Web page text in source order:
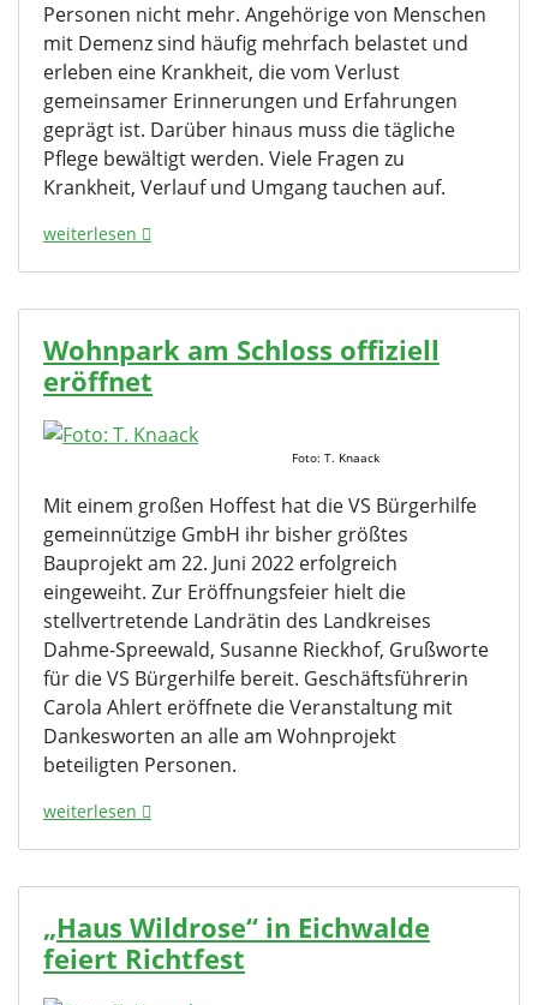
Personen nicht mehr. Angehörige von Menschen
mit Demenz sind häufig mehrfach belastet und
erleben eine Krankheit, die vom Verlust
gemeinsamer Erinnerungen und Erfahrungen
geprägt ist. Darüber hinaus muss die tägliche
Pflege bewältigt werden. Viele Fragen zu
Krankheit, Verlauf und Umgang tauchen auf.
weiterlesen
Wohnpark am Schloss offiziell
eröffnet
Foto: T. Knaack
Mit einem großen Hoffest hat die VS Bürgerhilfe
gemeinnützige GmbH ihr bisher größtes
Bauprojekt am 22. Juni 2022 erfolgreich
eingeweiht. Zur Eröffnungsfeier hielt die
stellvertretende Landrätin des Landkreises
Dahme-Spreewald, Susanne Rieckhof, Grußworte
für die VS Bürgerhilfe bereit. Geschäftsführerin
Carola Ahlert eröffnete die Veranstaltung mit
Dankesworten an alle am Wohnprojekt
beteiligten Personen.
weiterlesen
„Haus Wildrose“ in Eichwalde
feiert Richtfest